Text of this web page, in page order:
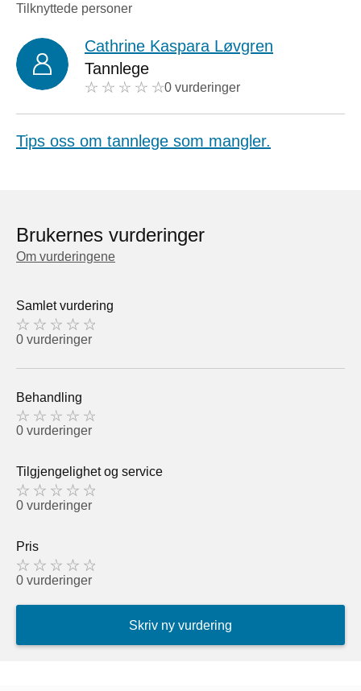
Tilknyttede personer
Cathrine Kaspara Løvgren
Tannlege
0 vurderinger
Tips oss om tannlege som mangler.
Brukernes vurderinger
Om vurderingene
Samlet vurdering
0 vurderinger
Behandling
0 vurderinger
Tilgjengelighet og service
0 vurderinger
Pris
0 vurderinger
Skriv ny vurdering